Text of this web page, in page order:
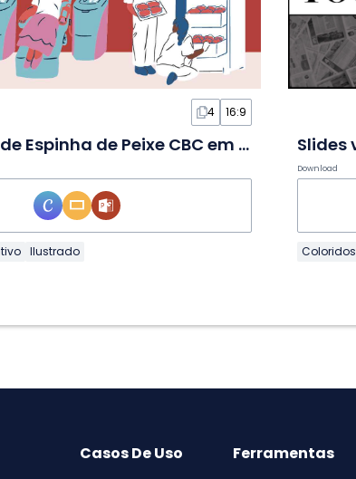
4 16:9
Infográfico de Espinha de Peixe CBC em Slides
Ilustrado
Slides
Download
Coloridos
Casos De Uso Ferramentas